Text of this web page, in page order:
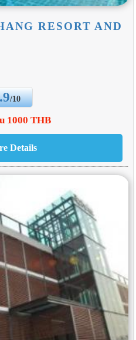
RESORT AND
/10
1000 THB